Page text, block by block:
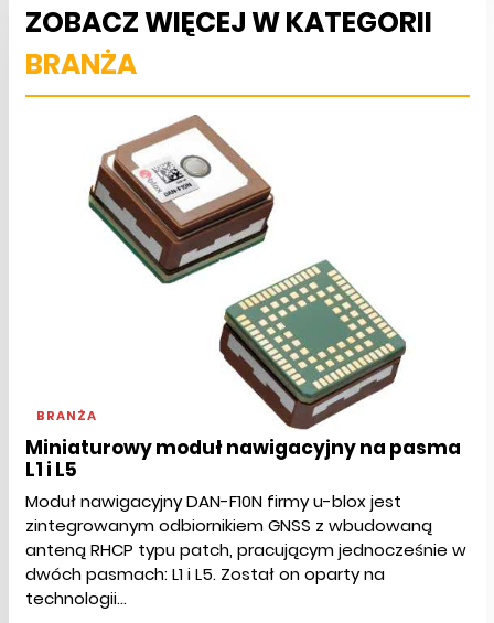
ZOBACZ WIĘCEJ W KATEGORII
BRANŻA
BRANŻA
Miniaturowy moduł nawigacyjny na pasma
L1 i L5
Moduł nawigacyjny DAN-F10N firmy u-blox jest
zintegrowanym odbiornikiem GNSS z wbudowaną
anteną RHCP typu patch, pracującym jednocześnie w
dwóch pasmach: L1 i L5. Został on oparty na
technologii...